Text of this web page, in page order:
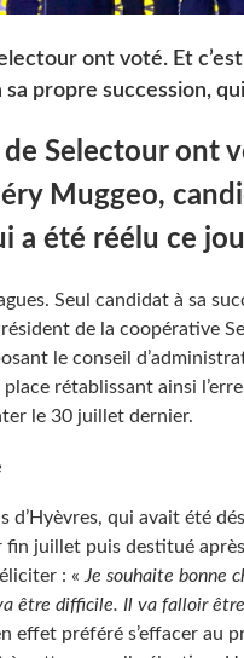
ont voté. Et
sa propre succession,
Selectour ont
Muggeo,
a été réélu ce
Seul candidat à sa
de la coopérative
le conseil
rétablissant ainsi
le 30 juillet dernier.
d’Hyèvres, qui avait été
juillet puis destitué
: « Je souhaite bonne
être difficile. Il va falloir
effet préféré s’effacer